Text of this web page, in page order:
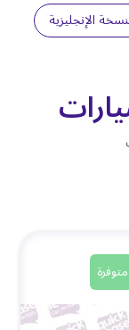
الإنجليزية
متوفرة